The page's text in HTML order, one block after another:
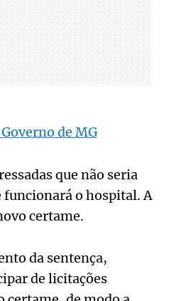
de MG
que não seria
o hospital. A
certame.
da sentença,
de licitações